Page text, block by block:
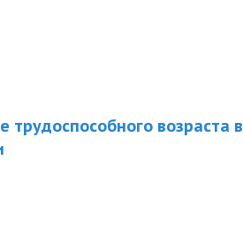
возраста в